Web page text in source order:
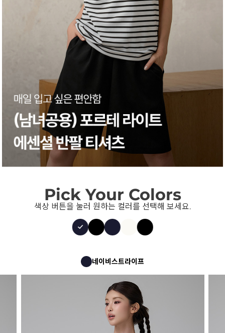
Pick Your Colors
색상 버튼을 눌러 원하는 컬러를 선택해 보세요.
네이비스트라이프